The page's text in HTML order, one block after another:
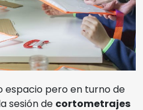
espacio pero en turno de
sesión de cortometrajes